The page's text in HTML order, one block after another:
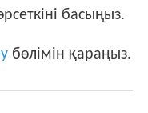
басыңыз.
бөлімін қараңыз.